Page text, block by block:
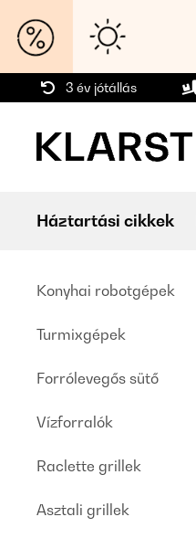
3 év jótállás
Háztartási cikkek
Konyhai robotgépek
Turmixgépek
Forrólevegős sütő
Vízforralók
Raclette grillek
Asztali grillek